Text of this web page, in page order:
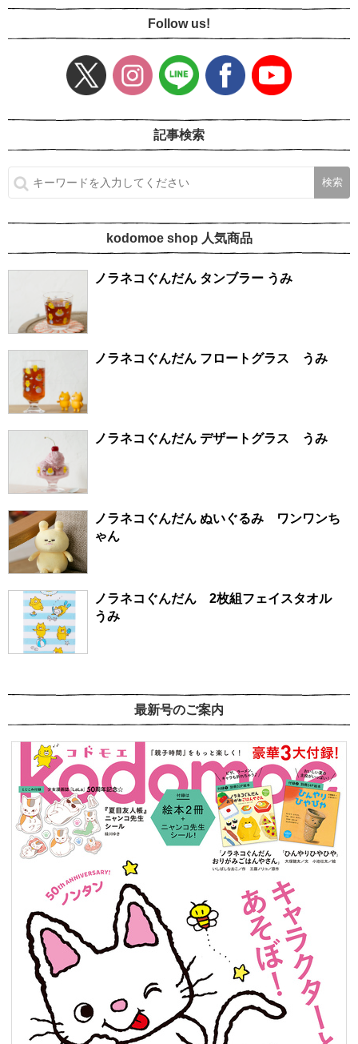
Follow us!
記事検索
kodomoe shop 人気商品
ノラネコぐんだん タンブラー うみ
ノラネコぐんだん フロートグラス うみ
ノラネコぐんだん デザートグラス うみ
ノラネコぐんだん ぬいぐるみ ワンワンち
ゃん
ノラネコぐんだん 2枚組フェイスタオル
うみ
最新号のご案内